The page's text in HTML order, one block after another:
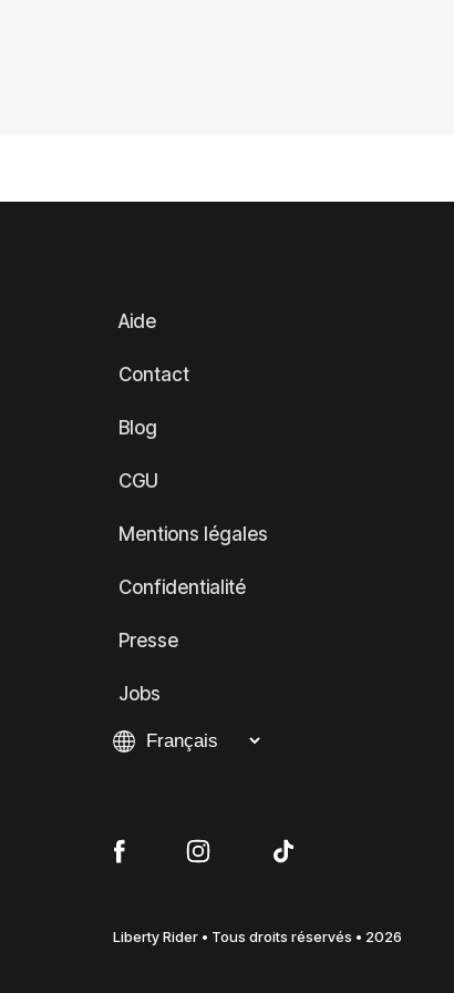
Aide
Contact
Blog
CGU
Mentions légales
Confidentialité
Presse
Jobs
Liberty Rider • Tous droits réservés • 2026